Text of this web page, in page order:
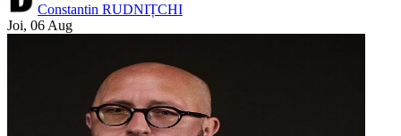
Constantin RUDNIȚCHI
Joi, 06 Aug